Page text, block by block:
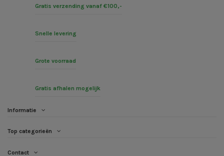
Gratis verzending vanaf €100,-
Snelle levering
Grote voorraad
Gratis afhalen mogelijk
Informatie
Top categorieën
Contact